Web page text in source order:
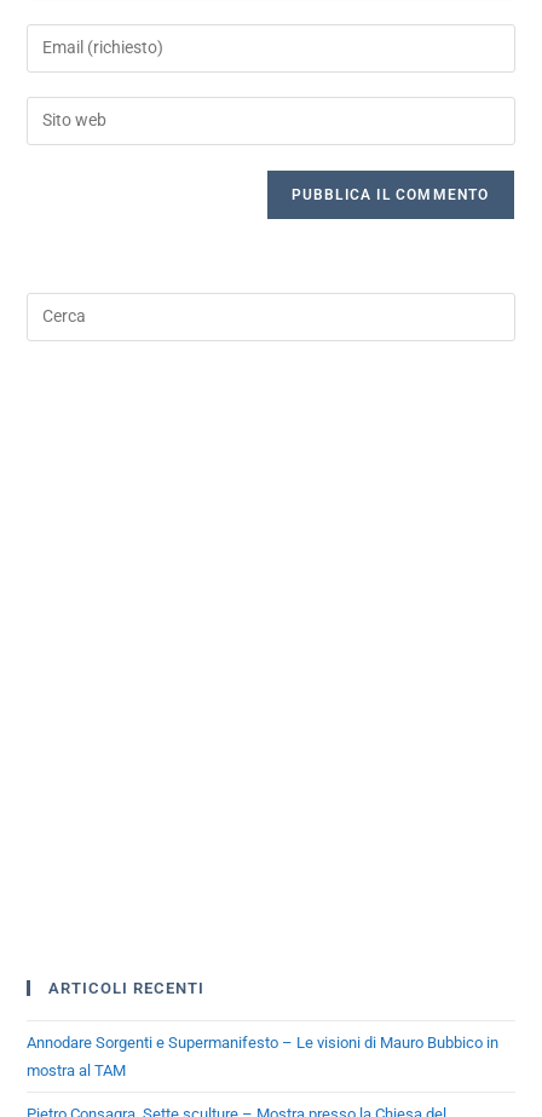
ARTICOLI RECENTI
Annodare Sorgenti e Supermanifesto – Le visioni di Mauro Bubbico in
mostra al TAM